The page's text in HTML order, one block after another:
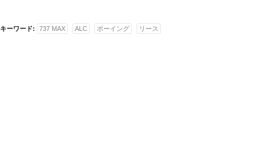
キーワード: 737 MAX ALC ボーイング リース